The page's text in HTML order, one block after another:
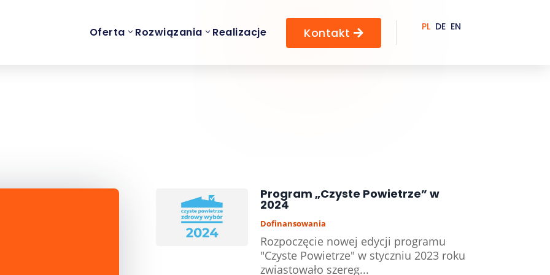
Oferta Rozwiązania Realizacje Kontakt  PL DE EN
Program „Czyste Powietrze” w
2024
Dofinansowania
Rozpoczęcie nowej edycji programu
"Czyste Powietrze" w styczniu 2023 roku
zwiastowało szereg...